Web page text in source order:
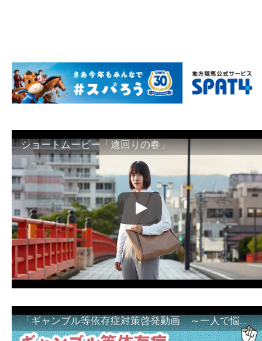
ショートムービー「遠回りの春」
「ギャンブル等依存症対策啓発動画 ～一人で悩まず、家族で悩まず、まず！相談機関へ～」